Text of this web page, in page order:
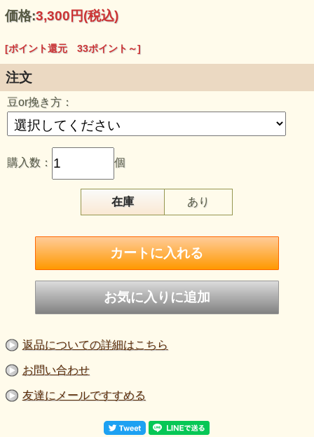
価格:3,300円(税込)
[ポイント還元 33ポイント～]
注文
豆or挽き方：
購入数： 個
在庫 あり
返品についての詳細はこちら
お問い合わせ
友達にメールですすめる